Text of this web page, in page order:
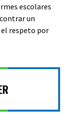
escolares
un
respeto por